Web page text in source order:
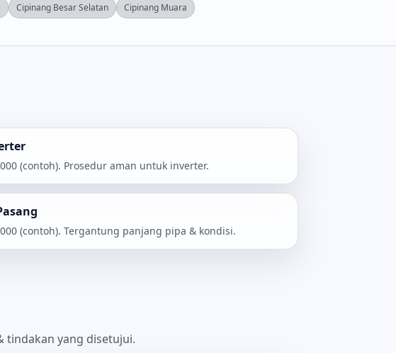
Cipinang Besar Selatan Cipinang Muara
(contoh). Prosedur aman untuk inverter.
(contoh). Tergantung panjang pipa & kondisi.
tindakan yang disetujui.